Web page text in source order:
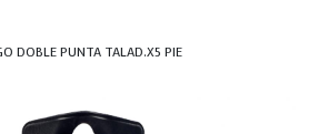
DOBLE PUNTA TALAD.X5 PIE